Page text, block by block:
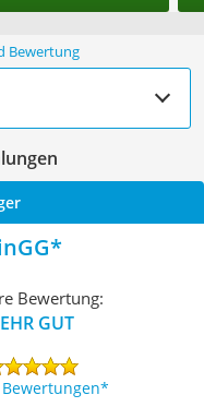
Bewertung
Bewertung:
GUT
Bewertungen